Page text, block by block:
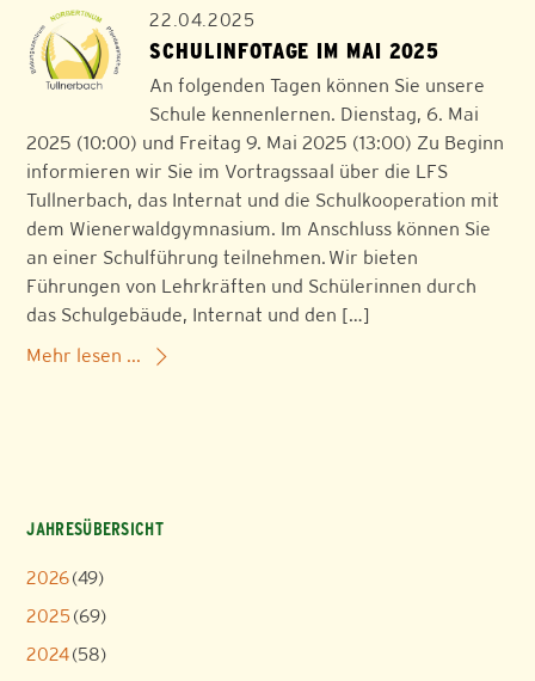
22.04.2025
SCHULINFOTAGE IM MAI 2025
An folgenden Tagen können Sie unsere
Schule kennenlernen. Dienstag, 6. Mai
2025 (10:00) und Freitag 9. Mai 2025 (13:00) Zu Beginn
informieren wir Sie im Vortragssaal über die LFS
Tullnerbach, das Internat und die Schulkooperation mit
dem Wienerwaldgymnasium. Im Anschluss können Sie
an einer Schulführung teilnehmen. Wir bieten
Führungen von Lehrkräften und Schülerinnen durch
das Schulgebäude, Internat und den […]
Mehr lesen ...
JAHRESÜBERSICHT
2026(49)
2025 (69)
2024(58)